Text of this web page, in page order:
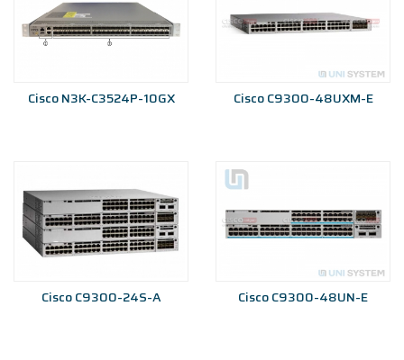
Cisco N3K-C3524P-10GX Cisco C9300-48UXM-E
Cisco C9300-24S-A Cisco C9300-48UN-E